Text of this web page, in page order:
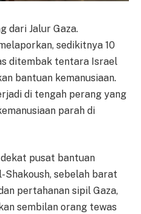
dari Jalur Gaza.
sedikitnya 10
ditembak tentara Israel
bantuan kemanusiaan.
di tengah perang yang
parah di
pusat bantuan
sebelah barat
pertahanan sipil Gaza,
sembilan orang tewas